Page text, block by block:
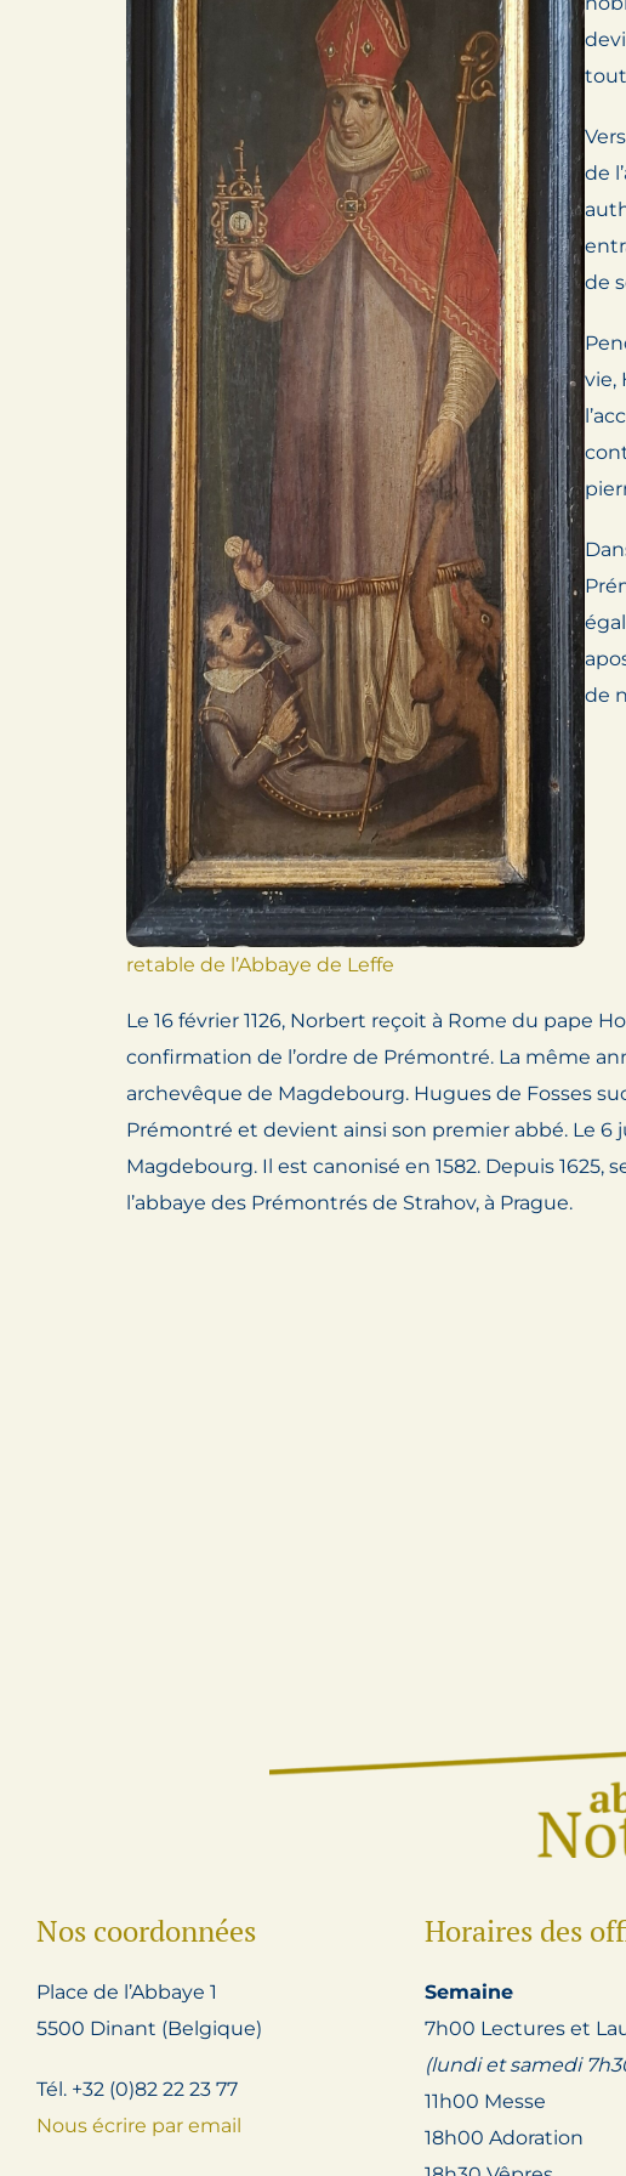
retable de l’Abbaye de Leffe
de
de
vie,
de
Le 16 février 1126, Norbert reçoit à Rome du pape
confirmation de l’ordre de Prémontré. La même
archevêque de Magdebourg. Hugues de Fosses
Prémontré et devient ainsi son premier abbé. Le 6
Magdebourg. Il est canonisé en 1582. Depuis 1625,
l’abbaye des Prémontrés de Strahov, à Prague.
Nos coordonnées
Place de l’Abbaye 1
5500 Dinant (Belgique)
Tél. +32 (0)82 22 23 77
Nous écrire par email
Horaires des
Semaine
7h00 Lectures et
(lundi et samedi
11h00 Messe
18h00 Adoration